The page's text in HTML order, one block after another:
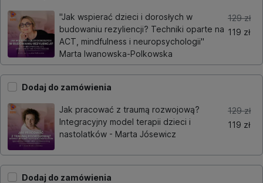
"Jak wspierać dzieci i dorosłych w
budowaniu rezyliencji? Techniki oparte na
ACT, mindfulness i neuropsychologii"
Marta Iwanowska-Polkowska
129 zł
119 zł
Dodaj do zamówienia
Jak pracować z traumą rozwojową?
Integracyjny model terapii dzieci i
nastolatków - Marta Jósewicz
129 zł
119 zł
Dodaj do zamówienia